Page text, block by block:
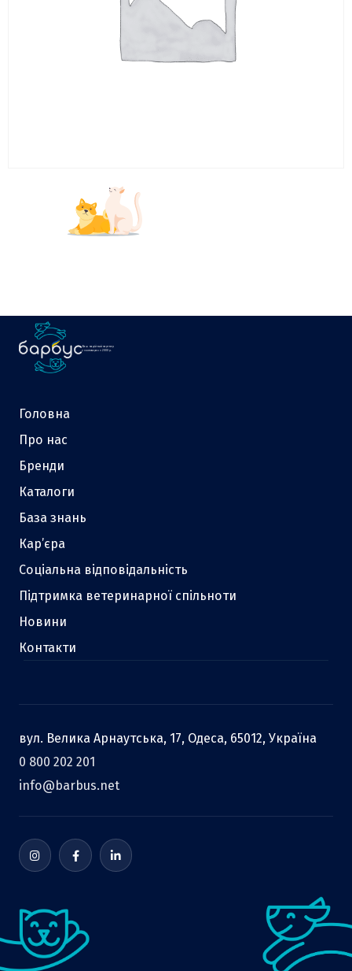
Ваш надійний партнер
у зоотоварах з 2000 р.
Головна
Про нас
Бренди
Каталоги
База знань
Кар’єра
Соціальна відповідальність
Підтримка ветеринарної спільноти
Новини
Контакти
вул. Велика Арнаутська, 17, Одеса, 65012, Україна
0 800 202 201
info@barbus.net